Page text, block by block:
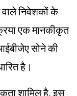
निवेशकों के
एक मानकीकृत
सोने की
है।
शामिल है, इस